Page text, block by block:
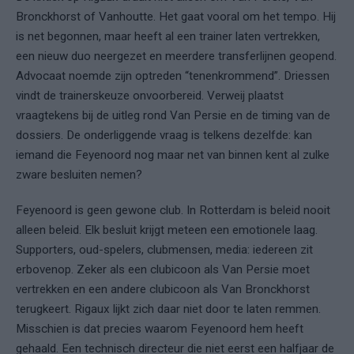
Bronckhorst of Vanhoutte. Het gaat vooral om het tempo. Hij
is net begonnen, maar heeft al een trainer laten vertrekken,
een nieuw duo neergezet en meerdere transferlijnen geopend.
Advocaat noemde zijn optreden “tenenkrommend”. Driessen
vindt de trainerskeuze onvoorbereid. Verweij plaatst
vraagtekens bij de uitleg rond Van Persie en de timing van de
dossiers. De onderliggende vraag is telkens dezelfde: kan
iemand die Feyenoord nog maar net van binnen kent al zulke
zware besluiten nemen?
Feyenoord is geen gewone club. In Rotterdam is beleid nooit
alleen beleid. Elk besluit krijgt meteen een emotionele laag.
Supporters, oud-spelers, clubmensen, media: iedereen zit
erbovenop. Zeker als een clubicoon als Van Persie moet
vertrekken en een andere clubicoon als Van Bronckhorst
terugkeert. Rigaux lijkt zich daar niet door te laten remmen.
Misschien is dat precies waarom Feyenoord hem heeft
gehaald. Een technisch directeur die niet eerst een halfjaar de